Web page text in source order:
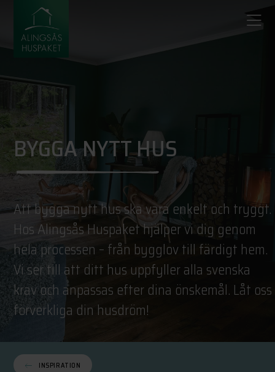
BYGGA NYTT HUS
Att bygga nytt hus ska vara enkelt och tryggt.
Hos Alingsås Huspaket hjälper vi dig genom
hela processen – från bygglov till färdigt hem.
Vi ser till att ditt hus uppfyller alla svenska
krav och anpassas efter dina önskemål. Låt oss
förverkliga din husdröm!
INSPIRATION